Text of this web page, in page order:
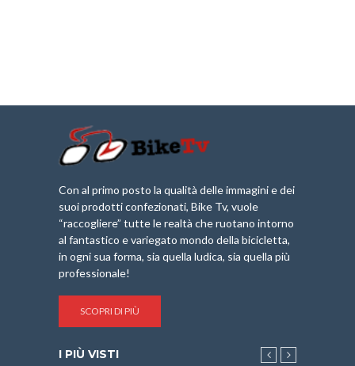
Con al primo posto la qualità delle immagini e dei
suoi prodotti confezionati, Bike Tv, vuole
“raccogliere” tutte le realtà che ruotano intorno
al fantastico e variegato mondo della bicicletta,
in ogni sua forma, sia quella ludica, sia quella più
professionale!
SCOPRI DI PIÙ
I PIÙ VISTI